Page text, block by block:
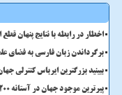
اخطار در رابطه با نتایج پنهان
برگرداندن زبان فارسی به فضای
ببینید بزرگترین ایرباس کنترلی
پیرترین موجود جهان در آستانه ۲۰۰ سالگی خبرساز شد